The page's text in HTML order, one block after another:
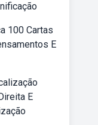
100 Cartas
E
E